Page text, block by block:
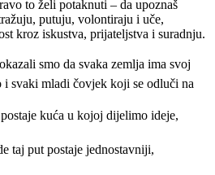
to želi potaknuti – da upoznaš
putuju, volontiraju i uče,
kroz iskustva, prijateljstva i suradnju.
smo da svaka zemlja ima svoj
i svaki mladi čovjek koji se odluči na
kuća u kojoj dijelimo ideje,
taj put postaje jednostavniji,